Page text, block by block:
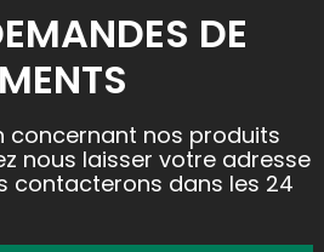
DE
concernant nos produits
nous laisser votre adresse
contacterons dans les 24